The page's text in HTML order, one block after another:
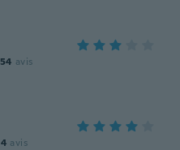
54 avis
4 avis